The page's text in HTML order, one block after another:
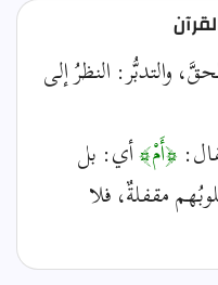
والتدبُّر: النظرُ إلى
﴿أَمْ﴾أي: بل
مقفلةٌ، فلا